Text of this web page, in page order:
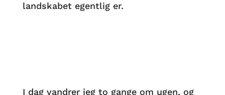
landskabet egentlig er.
I dag vandrer jeg to gange om ugen, og